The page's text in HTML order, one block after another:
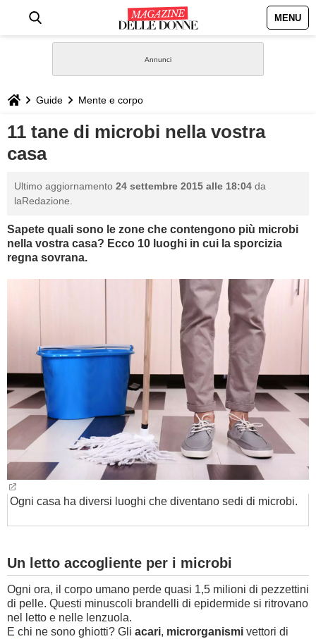
MENU
STILE
BIOGRAFIE
DEFINIZIONI
GASTRONOMIA
BAMBINO
DIETA
GUIDE
FORUM
Guide Mente e corpo
11 tane di microbi nella vostra
casa
Ultimo aggiornamento 24 settembre 2015 alle 18:04 da
laRedazione.
Sapete quali sono le zone che contengono più microbi
nella vostra casa? Ecco 10 luoghi in cui la sporcizia
regna sovrana.
Ogni casa ha diversi luoghi che diventano sedi di microbi.
Un letto accogliente per i microbi
Ogni ora, il corpo umano perde quasi 1,5 milioni di pezzettini
di pelle. Questi minuscoli brandelli di epidermide si ritrovano
nel letto e nelle lenzuola.
E chi ne sono ghiotti? Gli acari, microrganismi vettori di